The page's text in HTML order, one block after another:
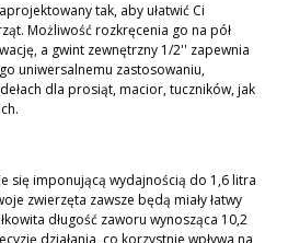
tak, aby ułatwić Ci
Możliwość rozkręcenia go na pół
a gwint zewnętrzny 1/2'' zapewnia
uniwersalnemu zastosowaniu,
dla prosiąt, macior, tuczników, jak
się imponującą wydajnością do 1,6 litra
zwierzęta zawsze będą miały łatwy
długość zaworu wynosząca 10,2